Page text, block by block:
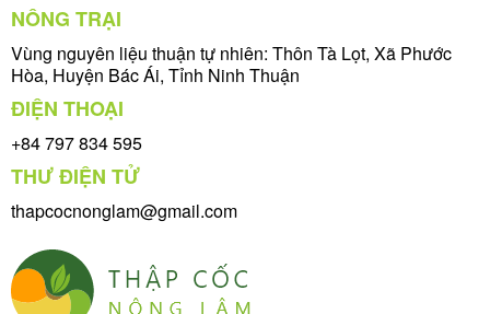
NÔNG TRẠI
Vùng nguyên liệu thuận tự nhiên: Thôn Tà Lọt, Xã Phước
Hòa, Huyện Bác Ái, Tỉnh Ninh Thuận
ĐIỆN THOẠI
+84 797 834 595
THƯ ĐIỆN TỬ
thapcocnonglam@gmail.com